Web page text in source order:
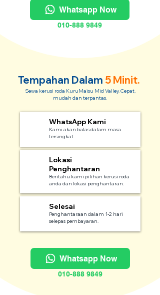
Whatsapp Now
010-888 9849
Tempahan Dalam 5 Minit.
Sewa kerusi roda KuruMaisu Mid Valley. Cepat,
mudah dan terpantas.
WhatsApp Kami
Kami akan balas dalam masa
tersingkat.
Lokasi
Penghantaran
Beritahu kami pilihan kerusi roda
anda dan lokasi penghantaran.
Selesai
Penghantaraan dalam 1-2 hari
selepas pembayaran.
Whatsapp Now
010-888 9849